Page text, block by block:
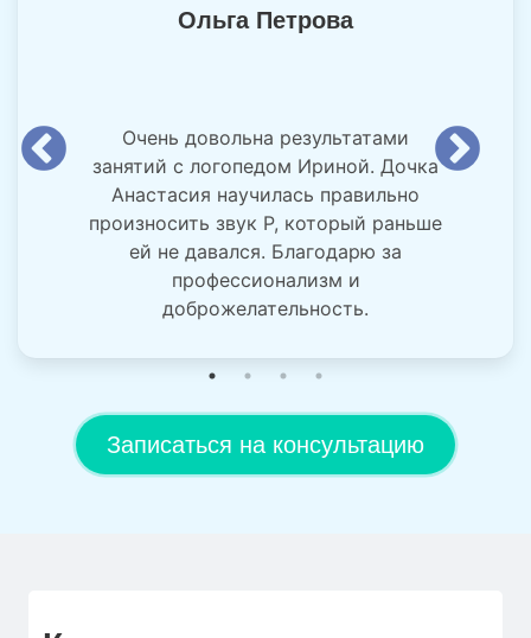
Ольга Петрова
Очень довольна результатами
занятий с логопедом Ириной. Дочка
Анастасия научилась правильно
произносить звук Р, который раньше
ей не давался. Благодарю за
профессионализм и
доброжелательность.
Записаться на консультацию